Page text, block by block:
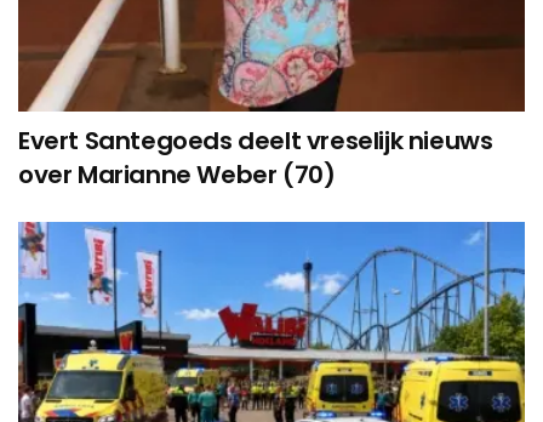
Evert Santegoeds deelt vreselijk nieuws
over Marianne Weber (70)